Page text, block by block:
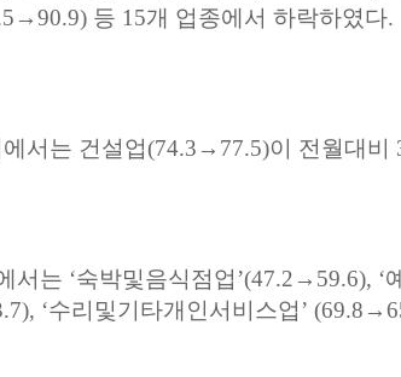
등 15개 업종에서 하락하였다.
서는 건설업(74.3→77.5)이 전월대비
서는 ‘숙박및음식점업’(47.2→59.6), ‘
‘수리및기타개인서비스업’